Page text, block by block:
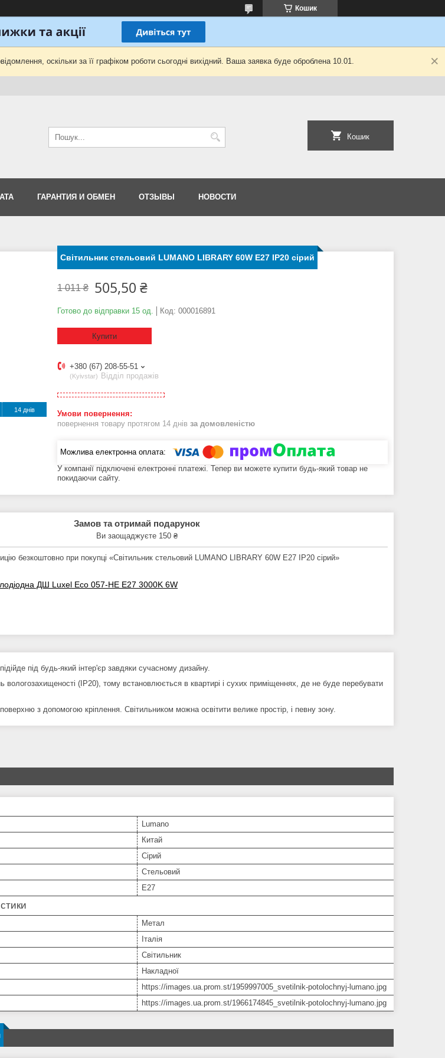
Кошик
оскільки за її графіком роботи сьогодні вихідний. Ваша заявка буде оброблена 10.01.
Кошик
ГАРАНТИЯ И ОБМЕН ОТЗЫВЫ НОВОСТИ
14 днів
Світильник стельовий LUMANO LIBRARY 60W E27 IP20 сірий
1 011 ₴ 505,50 ₴
Готово до відправки 15 од. Код: 000016891
Купити
+380 (67) 208-55-51
Kyivstar Відділ продажів
повернення товару протягом 14 днів за домовленістю
У компанії підключені електронні платежі. Тепер ви можете купити будь-який товар не
покидаючи сайту.
Замов та отримай подарунок
Ви заощаджуєте 150 ₴
безкоштовно при покупці «Світильник стельовий LUMANO LIBRARY 60W E27 IP20 сірий»
ДШ Luxel Eco 057-HE E27 3000K 6W
під будь-який інтер'єр завдяки сучасному дизайну.
вологозахищеності (IP20), тому встановлюється в квартирі і сухих приміщеннях, де не буде перебувати
з допомогою кріплення. Світильником можна освітити велике простір, і певну зону.
Lumano
Китай
Сірий
Стельовий
E27
Метал
Італія
Світильник
Накладної
https://images.ua.prom.st/1959997005_svetilnik-potolochnyj-lumano.jpg
https://images.ua.prom.st/1966174845_svetilnik-potolochnyj-lumano.jpg